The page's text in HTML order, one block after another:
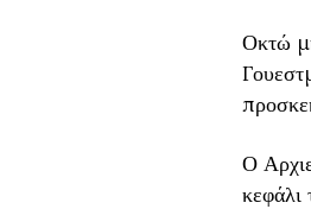
Οκτώ
Ο
κεφάλι